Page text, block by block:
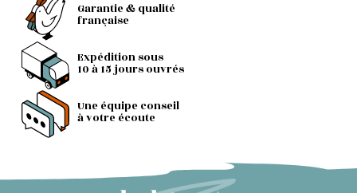
Garantie & qualité
française
Expédition sous
10 à 15 jours ouvrés
Une équipe conseil
à votre écoute